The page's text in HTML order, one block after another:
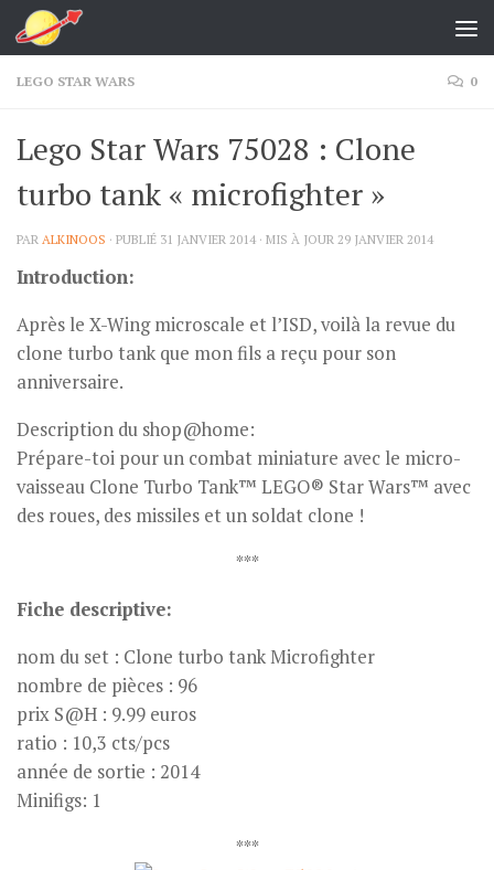
Skip to content
LEGO STAR WARS 0
Lego Star Wars 75028 : Clone
turbo tank « microfighter »
PAR ALKINOOS · PUBLIÉ 31 JANVIER 2014 · MIS À JOUR 29 JANVIER 2014
Introduction:
Après le X-Wing microscale et l’ISD, voilà la revue du
clone turbo tank que mon fils a reçu pour son
anniversaire.
Description du shop@home:
Prépare-toi pour un combat miniature avec le micro-
vaisseau Clone Turbo Tank™ LEGO® Star Wars™ avec
des roues, des missiles et un soldat clone !
***
Fiche descriptive:
nom du set : Clone turbo tank Microfighter
nombre de pièces : 96
prix S@H : 9.99 euros
ratio : 10,3 cts/pcs
année de sortie : 2014
Minifigs: 1
***